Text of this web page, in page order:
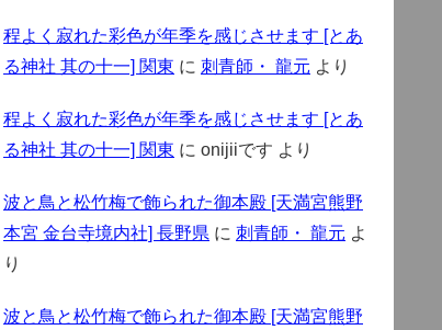
程よく寂れた彩色が年季を感じさせます [とあ
る神社 其の十一] 関東 に 刺青師・ 龍元 より
程よく寂れた彩色が年季を感じさせます [とあ
る神社 其の十一] 関東 に onijiiです より
波と鳥と松竹梅で飾られた御本殿 [天満宮熊野
本宮 金台寺境内社] 長野県 に 刺青師・ 龍元 よ
り
波と鳥と松竹梅で飾られた御本殿 [天満宮熊野